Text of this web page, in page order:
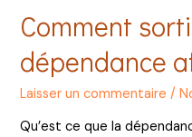
burn
out
parental
?
Comment
dépendance
Laisser un commentaire /
Qu’est ce que la